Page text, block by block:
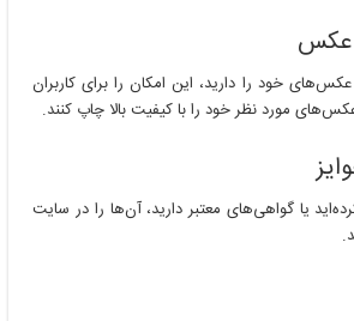
خود را دارید، این امکان را برای کاربران
عکس‌های مورد نظر خود را با کیفیت بالا چاپ کنند.
یا گواهی‌های معتبر دارید، آن‌ها را در سایت